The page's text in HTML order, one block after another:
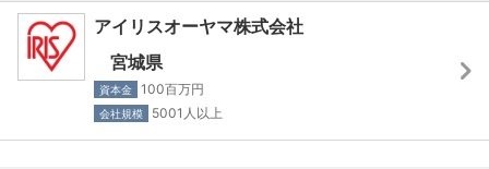
アイリスオーヤマ株式会社
宮城県
資本金 100百万円
会社規模 5001人以上